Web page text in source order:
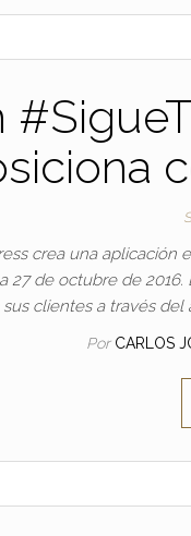
crea una
27 de octubre de
clientes a través
Por CARLOS